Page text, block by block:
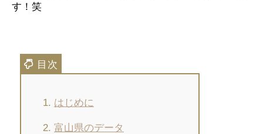
す！笑
はじめに
富山県のデータ